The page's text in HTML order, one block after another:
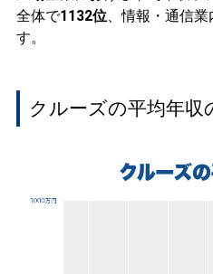
全体で1132位、情報・通信業
す。
クルーズの平均年収